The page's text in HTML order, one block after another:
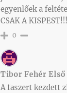
egyenlőek a
CSAK A KISPEST!!!
0
Tibor Fehér Első
A faszert kezdett